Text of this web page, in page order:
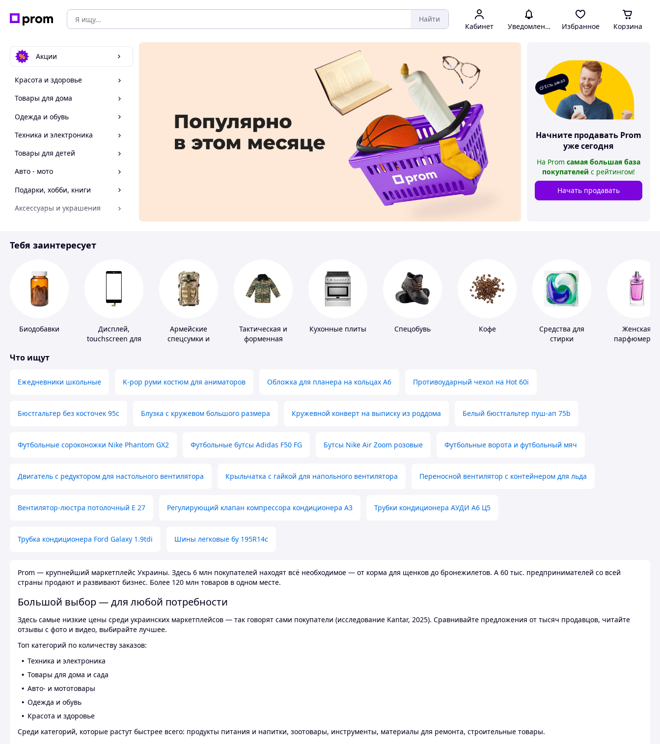
Найти
Кабинет Уведомления Избранное Корзина
Акции
Красота и здоровье
Товары для дома
Одежда и обувь
Техника и электроника
Товары для детей
Авто - мото
Подарки, хобби, книги
Аксессуары и украшения
Спорт и отдых
О! Есть заказ
Начните продавать Prom
уже сегодня
На Prom самая большая база
покупателей с рейтингом!
Начать продавать
Тебя заинтересует
Биодобавки
Дисплей,
touchscreen для
Армейские
спецсумки и
Тактическая и
форменная
Кухонные плиты Спецобувь Кофе
Средства для
стирки
Женская
парфюмерия
Что ищут
Ежедневники школьные K-pop руми костюм для аниматоров Обложка для планера на кольцах А6 Противоударный чехол на Hot 60i
Бюстгальтер без косточек 95с Блузка с кружевом большого размера Кружевной конверт на выписку из роддома Белый бюстгальтер пуш-ап 75b
Футбольные сороконожки Nike Phantom GX2 Футбольные бутсы Adidas F50 FG Бутсы Nike Air Zoom розовые Футбольные ворота и футбольный мяч
Двигатель с редуктором для настольного вентилятора Крыльчатка с гайкой для напольного вентилятора Переносной вентилятор с контейнером для льда
Вентилятор-люстра потолочный E 27 Регулирующий клапан компрессора кондиционера А3 Трубки кондиционера АУДИ А6 Ц5
Трубка кондиционера Ford Galaxy 1.9tdi Шины легковые бу 195R14c
Prom — крупнейший маркетплейс Украины. Здесь 6 млн покупателей находят всё необходимое — от корма для щенков до бронежилетов. А 60 тыс. предпринимателей со всей
страны продают и развивают бизнес. Более 120 млн товаров в одном месте.
Большой выбор — для любой потребности
Здесь самые низкие цены среди украинских маркетплейсов — так говорят сами покупатели (исследование Kantar, 2025). Сравнивайте предложения от тысяч продавцов, читайте
отзывы с фото и видео, выбирайте лучшее.
Топ категорий по количеству заказов:
Техника и электроника
Товары для дома и сада
Авто- и мототовары
Одежда и обувь
Красота и здоровье
Среди категорий, которые растут быстрее всего: продукты питания и напитки, зоотовары, инструменты, материалы для ремонта, строительные товары.